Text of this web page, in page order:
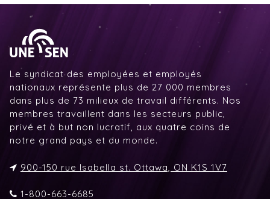
Le syndicat des employées et employés
nationaux représente plus de 27 000 membres
dans plus de 73 milieux de travail différents. Nos
membres travaillent dans les secteurs public,
privé et à but non lucratif, aux quatre coins de
notre grand pays et du monde.
900-150 rue Isabella st. Ottawa, ON K1S 1V7
1-800-663-6685